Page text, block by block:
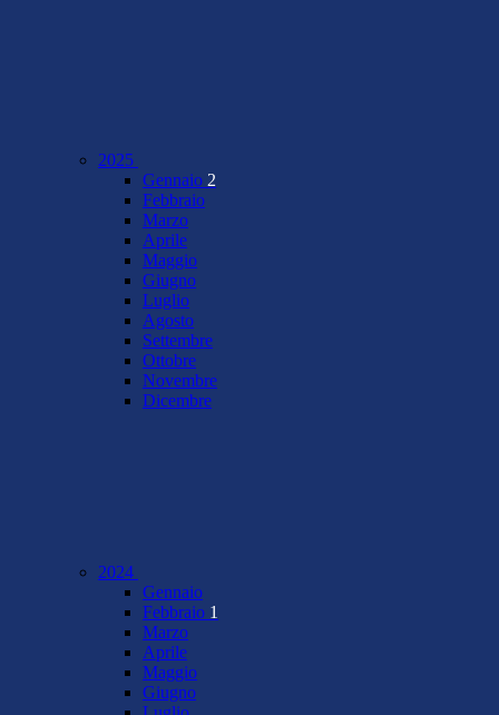
2025
Gennaio 2
Febbraio
Marzo
Aprile
Maggio
Giugno
Luglio
Agosto
Settembre
Ottobre
Novembre
Dicembre
2024
Gennaio
Febbraio 1
Marzo
Aprile
Maggio
Giugno